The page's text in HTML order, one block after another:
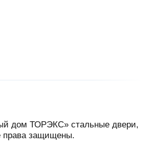
дом ТОРЭКС» стальные двери,
права защищены.